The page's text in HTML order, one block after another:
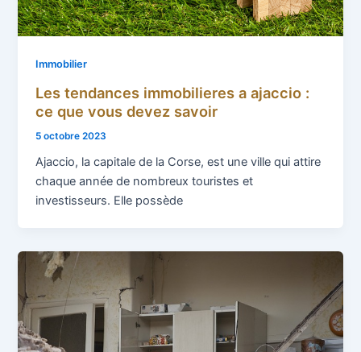
Immobilier
Les tendances immobilieres a ajaccio :
ce que vous devez savoir
5 octobre 2023
Ajaccio, la capitale de la Corse, est une ville qui attire
chaque année de nombreux touristes et
investisseurs. Elle possède